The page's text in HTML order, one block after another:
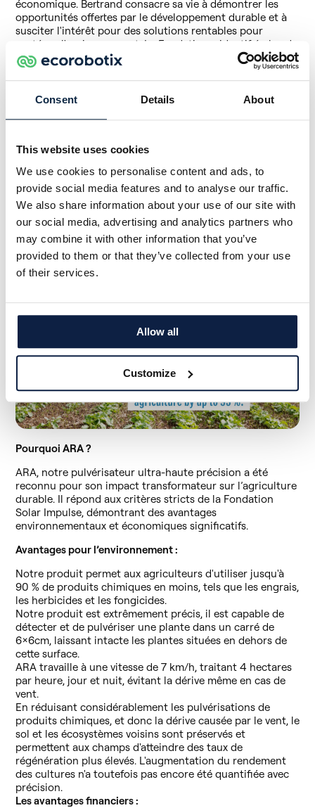
Consent Details About
This website uses cookies
We use cookies to personalise content and ads, to
provide social media features and to analyse our traffic.
We also share information about your use of our site with
our social media, advertising and analytics partners who
may combine it with other information that you’ve
provided to them or that they’ve collected from your use
of their services.
Allow all
Customize
économique. Bertrand consacre sa vie à démontrer les
opportunités offertes par le développement durable et à
susciter l'intérêt pour des solutions rentables pour
protéger l'environnement. La Fondation a identifié plus de
1000 solutions propres et rentables, les organisant dans
le Solutions Explorer — un moteur de recherche conçu
pour accélérer l’action climatique en aidant les décideurs
politiques et économiques à adopter des politiques
produits, services ou procédés qui combinent
surpassant les alternatives conventionnelles. Chaque
solution doit passer par une évaluation rigoureuse menée
par trois experts indépendants, en répondant à des
critères stricts garantissant à la fois durabilité et
rentabilité. Ce processus fait du label une marque de
qualité reconnue à l'échelle internationale.
Pourquoi ARA ?
ARA, notre pulvérisateur ultra-haute précision a été
reconnu pour son impact transformateur sur l’agriculture
durable. Il répond aux critères stricts de la Fondation
Solar Impulse, démontrant des avantages
environnementaux et économiques significatifs.
Avantages pour l’environnement :
Notre produit permet aux agriculteurs d'utiliser jusqu'à
90 % de produits chimiques en moins, tels que les engrais,
les herbicides et les fongicides.
Notre produit est extrêmement précis, il est capable de
détecter et de pulvériser une plante dans un carré de
6x6cm, laissant intacte les plantes situées en dehors de
cette surface.
ARA travaille à une vitesse de 7 km/h, traitant 4 hectares
par heure, jour et nuit, évitant la dérive même en cas de
vent.
En réduisant considérablement les pulvérisations de
produits chimiques, et donc la dérive causée par le vent, le
sol et les écosystèmes voisins sont préservés et
permettent aux champs d'atteindre des taux de
régénération plus élevés. L'augmentation du rendement
des cultures n'a toutefois pas encore été quantifiée avec
précision.
Les avantages financiers :